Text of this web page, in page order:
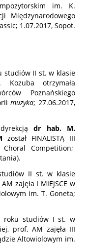
im. K.
Międzynarodowego
1.07.2017, Sopot.
studiów II st. w klasie
otrzymała
Poznańskiego
muzyka; 27.06.2017,
dr hab. M.
został FINALISTĄ III
Competition;
II st. w klasie
zajęła I MIEJSCE w
im. T. Goneta;
studiów I st. w
prof. AM zajęła III
Altowiolowym im.